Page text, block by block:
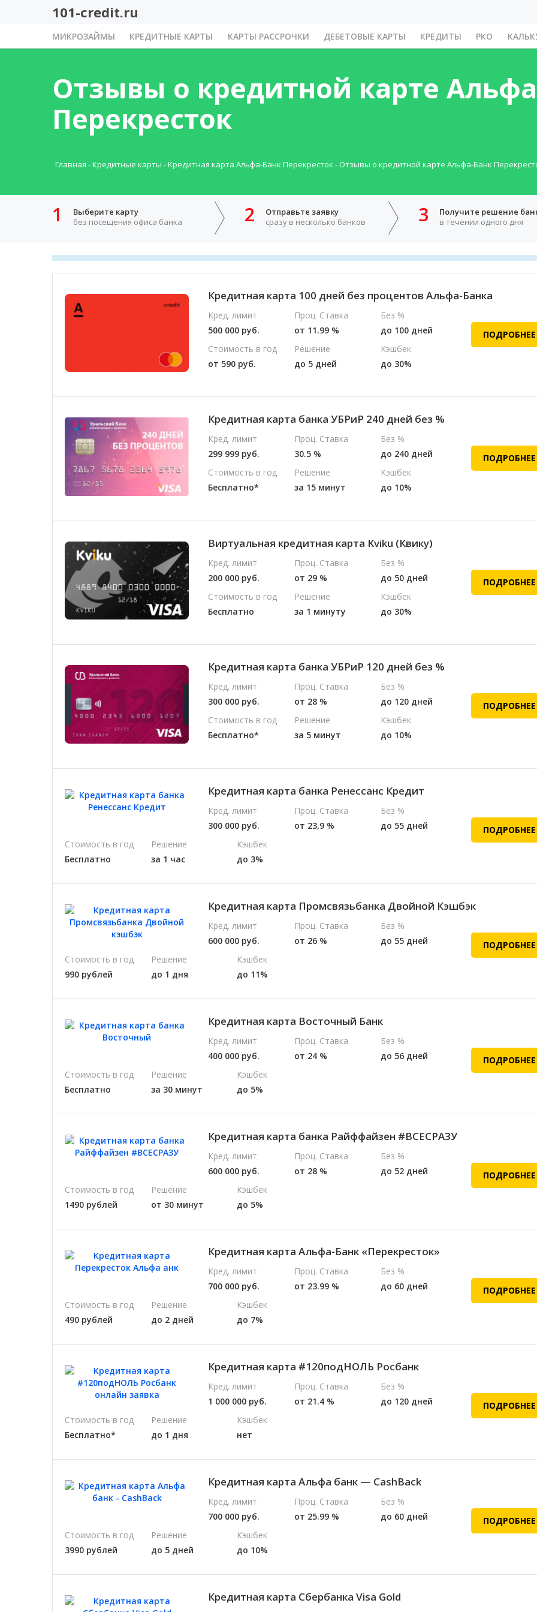
101-credit.ru
МИКРОЗАЙМЫ КРЕДИТНЫЕ КАРТЫ КАРТЫ РАССРОЧКИ ДЕБЕТОВЫЕ КАРТЫ КРЕДИТЫ РКО
Отзывы о кредитной карте
Перекресток
Главная -Кредитные карты -Кредитная карта Альфа-Банк Перекресток - Отзывы о кредитной карте Альфа-Банк
1
Выберите карту
без посещения офиса банка
2
Отправьте заявку
сразу в несколько банков
3
Получите решение
в течении одного дня
Кредитная карта 100 дней без процентов Альфа-Банка
Кред. лимит
500 000 руб.
Проц. Ставка
от 11.99 %
Без %
до 100 дней
Стоимость в год
от 590 руб.
Решение
до 5 дней
Кэшбек
до 30%
ПОДРОБНЕЕ
Кредитная карта банка УБРиР 240 дней без %
Кред. лимит
299 999 руб.
Проц. Ставка
30.5 %
Без %
до 240 дней
Стоимость в год
Бесплатно*
Решение
за 15 минут
Кэшбек
до 10%
ПОДРОБНЕЕ
Виртуальная кредитная карта Kviku (Квику)
Кред. лимит
200 000 руб.
Проц. Ставка
от 29 %
Без %
до 50 дней
Стоимость в год
Бесплатно
Решение
за 1 минуту
Кэшбек
до 30%
ПОДРОБНЕЕ
Кредитная карта банка УБРиР 120 дней без %
Кред. лимит
300 000 руб.
Проц. Ставка
от 28 %
Без %
до 120 дней
Стоимость в год
Бесплатно*
Решение
за 5 минут
Кэшбек
до 10%
ПОДРОБНЕЕ
Кредитная карта банка Ренессанс Кредит
Кред. лимит
300 000 руб.
Проц. Ставка
от 23,9 %
Без %
до 55 дней
Стоимость в год
Бесплатно
Решение
за 1 час
Кэшбек
до 3%
ПОДРОБНЕЕ
Кредитная карта Промсвязьбанка Двойной Кэшбэк
Кред. лимит
600 000 руб.
Проц. Ставка
от 26 %
Без %
до 55 дней
Стоимость в год
990 рублей
Решение
до 1 дня
Кэшбек
до 11%
ПОДРОБНЕЕ
Кредитная карта Восточный Банк
Кред. лимит
400 000 руб.
Проц. Ставка
от 24 %
Без %
до 56 дней
Стоимость в год
Бесплатно
Решение
за 30 минут
Кэшбек
до 5%
ПОДРОБНЕЕ
Кредитная карта банка Райффайзен #ВСЕСРАЗУ
Кред. лимит
600 000 руб.
Проц. Ставка
от 28 %
Без %
до 52 дней
Стоимость в год
1490 рублей
Решение
от 30 минут
Кэшбек
до 5%
ПОДРОБНЕЕ
Кредитная карта Альфа-Банк «Перекресток»
Кред. лимит
700 000 руб.
Проц. Ставка
от 23.99 %
Без %
до 60 дней
Стоимость в год
490 рублей
Решение
до 2 дней
Кэшбек
до 7%
ПОДРОБНЕЕ
Кредитная карта #120подНОЛЬ Росбанк
Кред. лимит
1 000 000 руб.
Проц. Ставка
от 21.4 %
Без %
до 120 дней
Стоимость в год
Бесплатно*
Решение
до 1 дня
Кэшбек
нет
ПОДРОБНЕЕ
Кредитная карта Альфа банк — CashBack
Кред. лимит
700 000 руб.
Проц. Ставка
от 25.99 %
Без %
до 60 дней
Стоимость в год
3990 рублей
Решение
до 5 дней
Кэшбек
до 10%
ПОДРОБНЕЕ
Кредитная карта Сбербанка Visa Gold